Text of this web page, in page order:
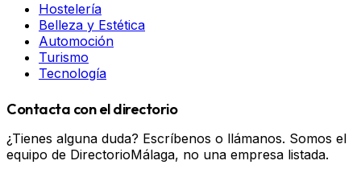
Hostelería
Belleza y Estética
Automoción
Turismo
Tecnología
Contacta con el directorio
¿Tienes alguna duda? Escríbenos o llámanos. Somos el
equipo de DirectorioMálaga, no una empresa listada.